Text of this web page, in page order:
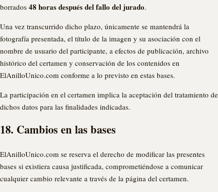
borrados 48 horas después del fallo del jurado.
Una vez transcurrido dicho plazo, únicamente se mantendrá la
fotografía presentada, el título de la imagen y su asociación con el
nombre de usuario del participante, a efectos de publicación, archivo
histórico del certamen y conservación de los contenidos en
ElAnilloUnico.com conforme a lo previsto en estas bases.
La participación en el certamen implica la aceptación del tratamiento de
dichos datos para las finalidades indicadas.
18. Cambios en las bases
ElAnilloUnico.com se reserva el derecho de modificar las presentes
bases si existiera causa justificada, comprometiéndose a comunicar
cualquier cambio relevante a través de la página del certamen.